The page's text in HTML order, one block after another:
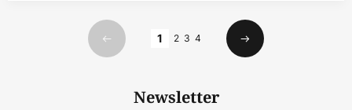
Précédent
1 2 3 4
Suivant
Newsletter